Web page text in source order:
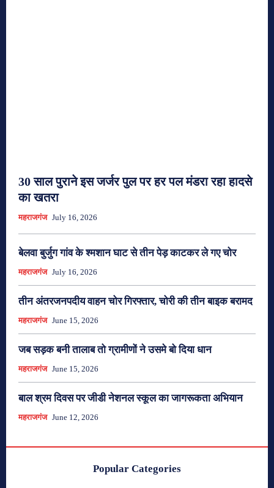
30 साल पुराने इस जर्जर पुल पर हर पल मंडरा रहा हादसे
का खतरा
महराजगंज July 16, 2026
बेलवा बुर्जुग गांव के श्मशान घाट से तीन पेड़ काटकर ले गए चोर
महराजगंज July 16, 2026
तीन अंतरजनपदीय वाहन चोर गिरफ्तार, चोरी की तीन बाइक बरामद
महराजगंज June 15, 2026
जब सड़क बनी तालाब तो ग्रामीणों ने उसमे बो दिया धान
महराजगंज June 15, 2026
बाल श्रम दिवस पर जीडी नेशनल स्कूल का जागरूकता अभियान
महराजगंज June 12, 2026
Popular Categories